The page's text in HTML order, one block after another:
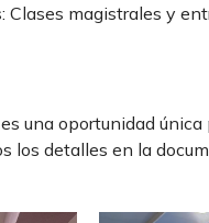
Clases magistrales y
una oportunidad
los detalles en la